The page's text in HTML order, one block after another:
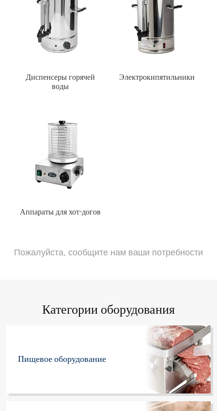
Диспенсеры горячей
воды
Электрокипятильники
Аппараты для хот-догов
Пожалуйста, сообщите нам ваши потребности
Категории оборудования
Пищевое оборудование